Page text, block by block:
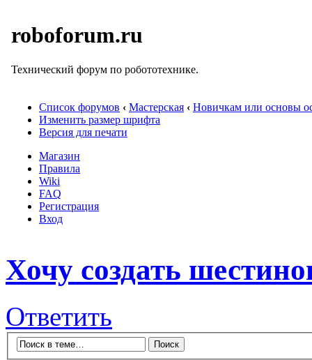
roboforum.ru
Технический форум по робототехнике.
Список форумов ‹ Мастерская ‹ Новичкам или основы
Изменить размер шрифта
Версия для печати
Магазин
Правила
Wiki
FAQ
Регистрация
Вход
Хочу создать
Ответить